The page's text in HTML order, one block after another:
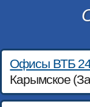
Офисы ВТБ
Карымское